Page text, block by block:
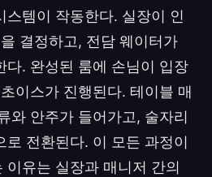
스템이 작동한다. 실장이 인
결정하고, 전담 웨이터가
다. 완성된 룸에 손님이 입장
이스가 진행된다. 테이블 매
와 안주가 들어가고, 술자리
로 전환된다. 이 모든 과정이
이유는 실장과 매니저 간의